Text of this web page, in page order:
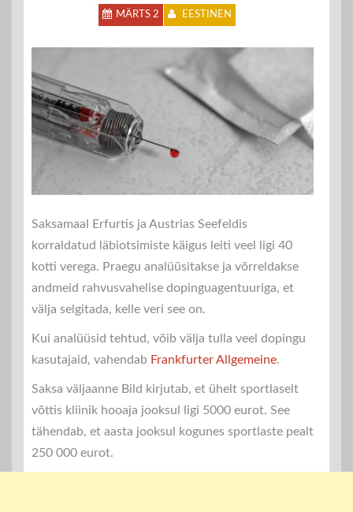
MÄRTS 2 EESTINEN
Saksamaal Erfurtis ja Austrias Seefeldis
korraldatud läbiotsimiste käigus leiti veel ligi 40
kotti verega. Praegu analüüsitakse ja võrreldakse
andmeid rahvusvahelise dopinguagentuuriga, et
välja selgitada, kelle veri see on.
Kui analüüsid tehtud, võib välja tulla veel dopingu
kasutajaid, vahendab Frankfurter Allgemeine.
Saksa väljaanne Bild kirjutab, et ühelt sportlaselt
võttis kliinik hooaja jooksul ligi 5000 eurot. See
tähendab, et aasta jooksul kogunes sportlaste pealt
250 000 eurot.